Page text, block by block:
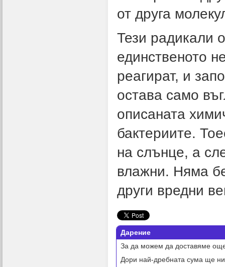
от друга
Тези радикали
единственото
реагират, и
остава само
описаната
бактериите.
на слънце, а
влажни. Няма
други вредни
Дарение
За да можем да доставяме
Дори най-дребната сума ще